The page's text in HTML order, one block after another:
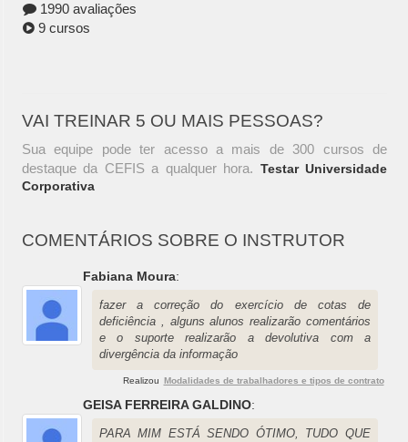
1990 avaliações
9 cursos
VAI TREINAR 5 OU MAIS PESSOAS?
Sua equipe pode ter acesso a mais de 300 cursos de
destaque da CEFIS a qualquer hora. Testar Universidade
Corporativa
COMENTÁRIOS SOBRE O INSTRUTOR
Fabiana Moura:
fazer a correção do exercício de cotas de
deficiência , alguns alunos realizarão comentários
e o suporte realizarão a devolutiva com a
divergência da informação
Realizou Modalidades de trabalhadores e tipos de contrato
GEISA FERREIRA GALDINO:
PARA MIM ESTÁ SENDO ÓTIMO, TUDO QUE